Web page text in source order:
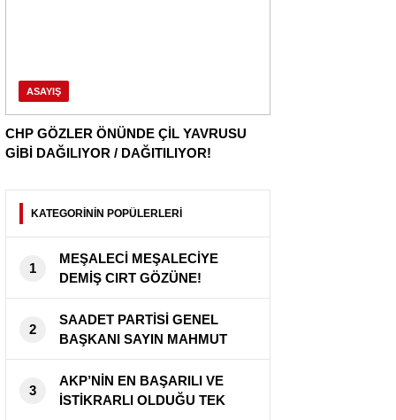
ASAYIŞ
CHP GÖZLER ÖNÜNDE ÇİL YAVRUSU
GİBİ DAĞILIYOR / DAĞITILIYOR!
KATEGORİNİN POPÜLERLERİ
1
MEŞALECİ MEŞALECİYE
DEMİŞ CIRT GÖZÜNE!
2
SAADET PARTİSİ GENEL
BAŞKANI SAYIN MAHMUT
ARIKAN ” BU ÜLKE SAHİPSİZ
DEĞİL ”
3
AKP’NİN EN BAŞARILI VE
İSTİKRARLI OLDUĞU TEK